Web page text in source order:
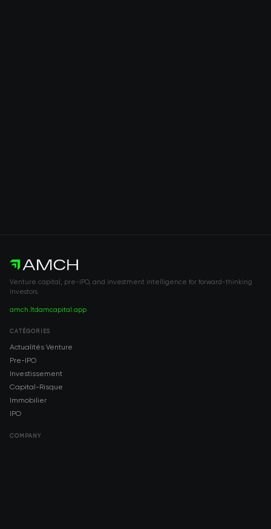
Venture capital, pre-IPO, and investment intelligence for forward-thinking
investors.
amch.ltdamcapital.app
CATÉGORIES
Actualités Venture
Pre-IPO
Investissement
Capital-Risque
Immobilier
IPO
COMPANY